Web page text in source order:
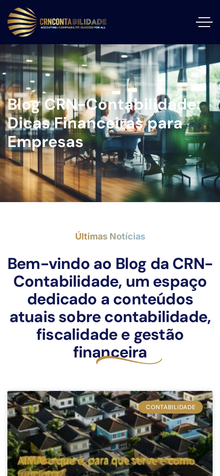
Blog CRN-Contabilidade:
Dicas Financeiras para
Empresas
Últimas Notícias
Bem-vindo ao Blog da CRN-
Contabilidade, um espaço
dedicado a conteúdos
atuais sobre contabilidade,
fiscalidade e gestão
financeira
CONTABILIDADE